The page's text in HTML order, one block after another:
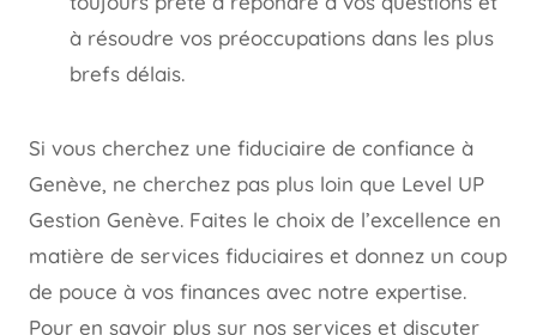
à résoudre vos préoccupations dans les plus
brefs délais.
Si vous cherchez une fiduciaire de confiance à
Genève, ne cherchez pas plus loin que Level UP
Gestion Genève. Faites le choix de l’excellence en
matière de services fiduciaires et donnez un coup
de pouce à vos finances avec notre expertise.
Pour en savoir plus sur nos services et discuter